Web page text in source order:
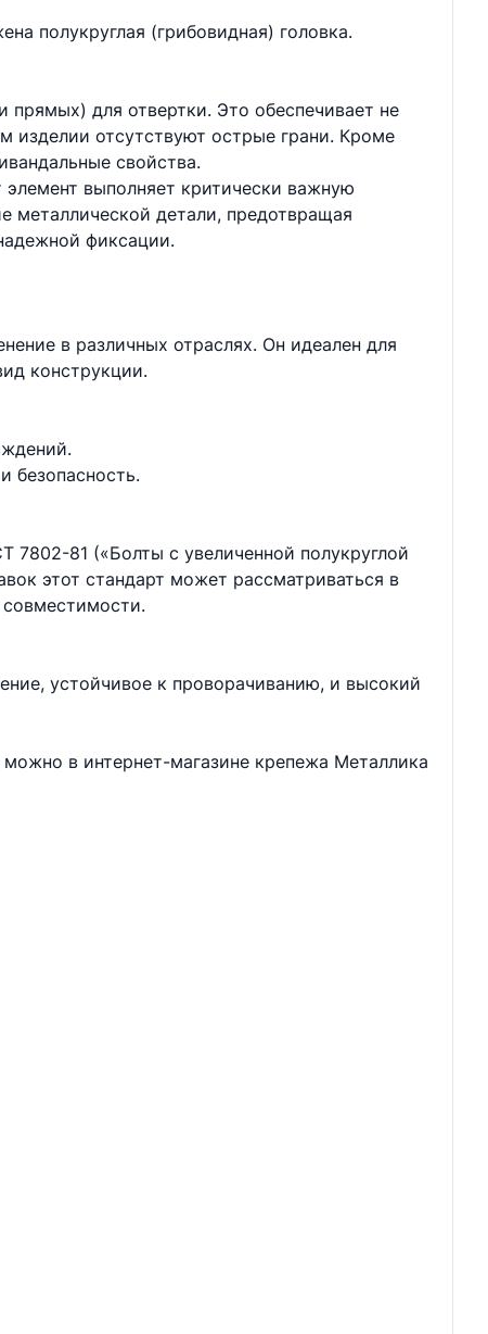
полукруглая (грибовидная) головка.
прямых) для отвертки. Это обеспечивает не
изделии отсутствуют острые грани. Кроме
свойства.
выполняет критически важную
металлической детали, предотвращая
фиксации.
в различных отраслях. Он идеален для
конструкции.
безопасность.
7802-81 («Болты с увеличенной полукруглой
этот стандарт может рассматриваться в
совместимости.
устойчивое к проворачиванию, и высокий
в интернет-магазине крепежа Металлика